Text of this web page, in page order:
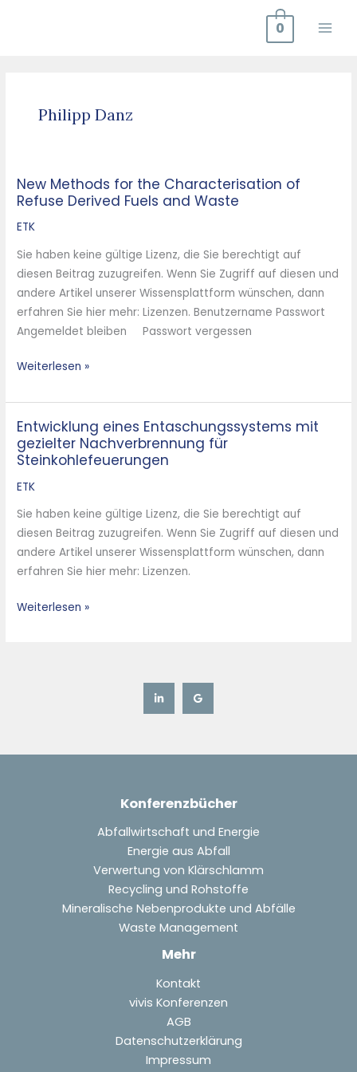
0
Philipp Danz
New Methods for the Characterisation of
Refuse Derived Fuels and Waste
ETK
Sie haben keine gültige Lizenz, die Sie berechtigt auf
diesen Beitrag zuzugreifen. Wenn Sie Zugriff auf diesen und
andere Artikel unserer Wissensplattform wünschen, dann
erfahren Sie hier mehr: Lizenzen. Benutzername Passwort
Angemeldet bleiben Passwort vergessen
New
Methods
for
Characterisation
of
Refuse
Derived
Fuels
Weiterlesen »
Entwicklung eines Entaschungssystems mit
gezielter Nachverbrennung für
Steinkohlefeuerungen
ETK
Sie haben keine gültige Lizenz, die Sie berechtigt auf
diesen Beitrag zuzugreifen. Wenn Sie Zugriff auf diesen und
andere Artikel unserer Wissensplattform wünschen, dann
erfahren Sie hier mehr: Lizenzen.
Entwicklung
eines
Entaschungssystems
mit
Nachverbrennung
Weiterlesen »
Konferenzbücher
Abfallwirtschaft und Energie
Energie aus Abfall
Verwertung von Klärschlamm
Recycling und Rohstoffe
Mineralische Nebenprodukte und Abfälle
Waste Management
Mehr
Kontakt
vivis Konferenzen
AGB
Datenschutzerklärung
Impressum